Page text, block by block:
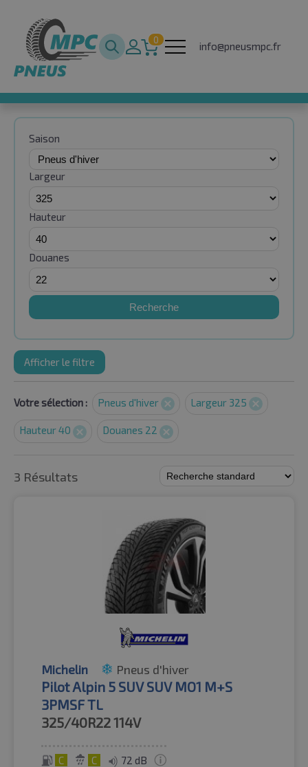
0
info@pneusmpc.fr
Saison
Largeur
Hauteur
Douanes
Recherche
Afficher le filtre
Votre sélection : Pneus d'hiver Largeur 325
Hauteur 40 Douanes 22
3 Résultats
Michelin Pneus d'hiver
Pilot Alpin 5 SUV SUV MO1 M+S
3PMSF TL
325/40R22114V
C C 72 dB